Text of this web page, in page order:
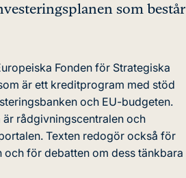
som består
Fonden för Strategiska
är ett kreditprogram med stöd
och EU-budgeten.
är rådgivningscentralen och
Texten redogör också för
och för debatten om dess tänkbara